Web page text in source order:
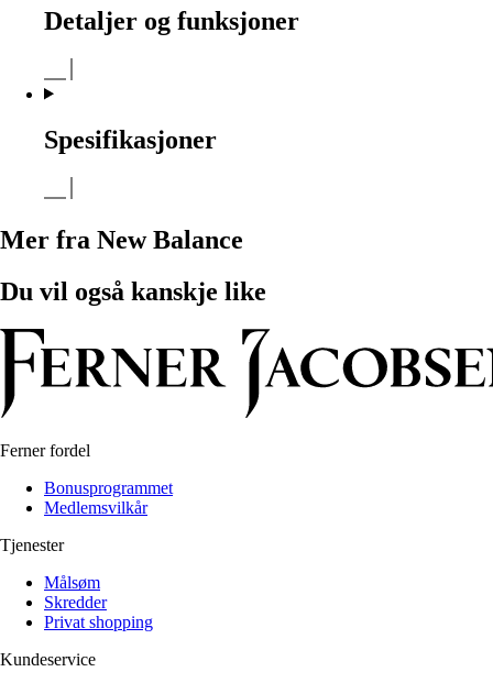
Detaljer og funksjoner
Spesifikasjoner
Mer fra New Balance
Du vil også kanskje like
Ferner fordel
Bonusprogrammet
Medlemsvilkår
Tjenester
Målsøm
Skredder
Privat shopping
Kundeservice